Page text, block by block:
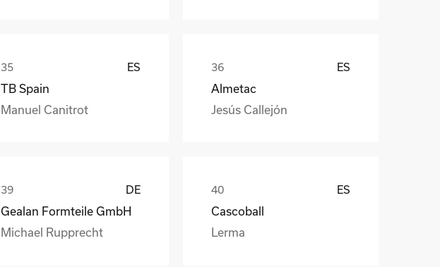
ES
TB Spain
Manuel Canitrot
ES
Almetac
Jesús Callejón
DE
Gealan Formteile GmbH
Michael Rupprecht
ES
Cascoball
Lerma